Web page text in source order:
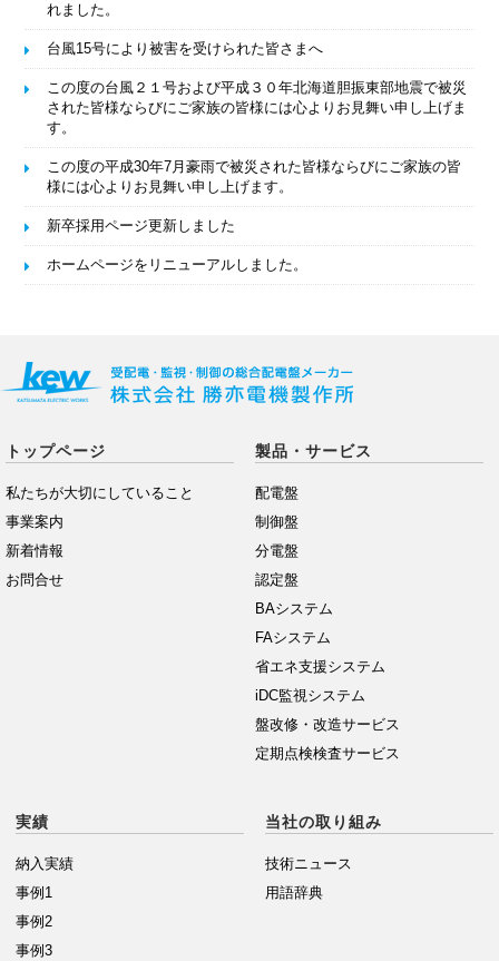
れました。
台風15号により被害を受けられた皆さまへ
この度の台風２１号および平成３０年北海道胆振東部地震で被災
された皆様ならびにご家族の皆様には心よりお見舞い申し上げま
す。
この度の平成30年7月豪雨で被災された皆様ならびにご家族の皆
様には心よりお見舞い申し上げます。
新卒採用ページ更新しました
ホームページをリニューアルしました。
トップページ
私たちが大切にしていること
事業案内
新着情報
お問合せ
製品・サービス
配電盤
制御盤
分電盤
認定盤
BAシステム
FAシステム
省エネ支援システム
iDC監視システム
盤改修・改造サービス
定期点検検査サービス
実績
納入実績
事例1
事例2
事例3
当社の取り組み
技術ニュース
用語辞典